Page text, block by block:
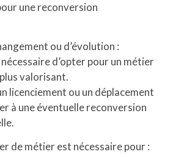
une reconversion
ou d’évolution :
d’opter pour un métier
valorisant.
licenciement ou un déplacement
à une éventuelle reconversion
de métier est nécessaire pour :